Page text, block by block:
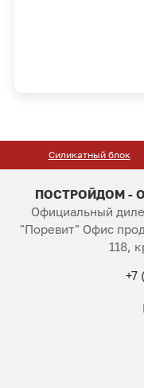
Силикатный блок
ПОСТРОЙДОМ -
Официальный
"Поревит" Офис
118,
+7